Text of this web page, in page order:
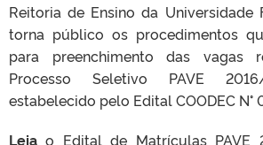
Reitoria de Ensino da Universidade
torna público os procedimentos
para preenchimento das vagas
Processo Seletivo PAVE
estabelecido pelo Edital COODEC N°
Leia o Edital de Matrículas PAVE